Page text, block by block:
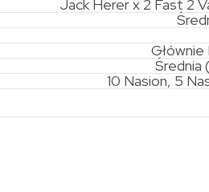
Jack Herer x 2 Fast 2
Średnia
10 Nasion, 5